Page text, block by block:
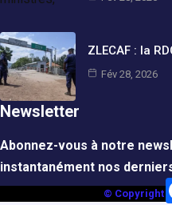
ZLECAF : la
Fév 28, 2026
Newsletter
Abonnez-vous à notre
instantanément nos
© Copyright